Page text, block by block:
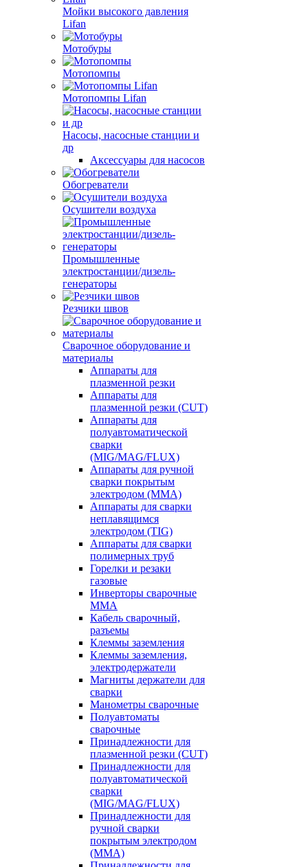
Мойки высокого давления
Lifan
Мотобуры
Мотопомпы
Мотопомпы Lifan
Насосы, насосные станции и
др
Аксессуары для насосов
Обогреватели
Осушители воздуха
Промышленные
электростанции/дизель-
генераторы
Резчики швов
Сварочное оборудование и
материалы
Аппараты для
плазменной резки
Аппараты для
плазменной резки (CUT)
Аппараты для
полуавтоматической
сварки
(MIG/MAG/FLUX)
Аппараты для ручной
сварки покрытым
электродом (MMA)
Аппараты для сварки
неплавящимся
электродом (TIG)
Аппараты для сварки
полимерных труб
Горелки и резаки
газовые
Инверторы сварочные
ММА
Кабель сварочный,
разъемы
Клеммы заземления
Клеммы заземления,
электродержатели
Магниты держатели для
сварки
Манометры сварочные
Полуавтоматы
сварочные
Принадлежности для
плазменной резки (CUT)
Принадлежности для
полуавтоматической
сварки
(MIG/MAG/FLUX)
Принадлежности для
ручной сварки
покрытым электродом
(MMA)